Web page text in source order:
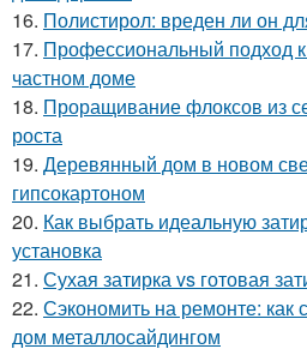
16. Полистирол: вреден ли он
17. Профессиональный подход
частном доме
18. Проращивание флоксов из
роста
19. Деревянный дом в новом
гипсокартоном
20. Как выбрать идеальную
установка
21. Сухая затирка vs готовая
22. Сэкономить на ремонте: как
дом металлосайдингом